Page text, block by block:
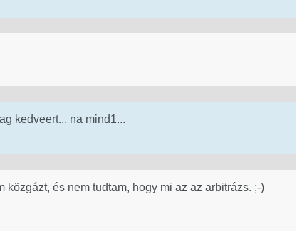
kedveert... na mind1...
és nem tudtam, hogy mi az az arbitrázs. ;-)